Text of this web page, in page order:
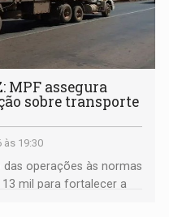
MPF assegura
sobre transporte
às 19:30
operações às normas
mil para fortalecer a